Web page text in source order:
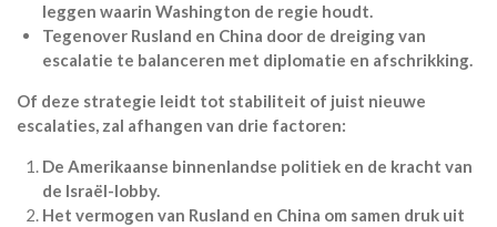
leggen waarin Washington de regie houdt.
Tegenover Rusland en China door de dreiging van
escalatie te balanceren met diplomatie en afschrikking.
Of deze strategie leidt tot stabiliteit of juist nieuwe
escalaties, zal afhangen van drie factoren:
De Amerikaanse binnenlandse politiek en de kracht van
de Israël-lobby.
Het vermogen van Rusland en China om samen druk uit